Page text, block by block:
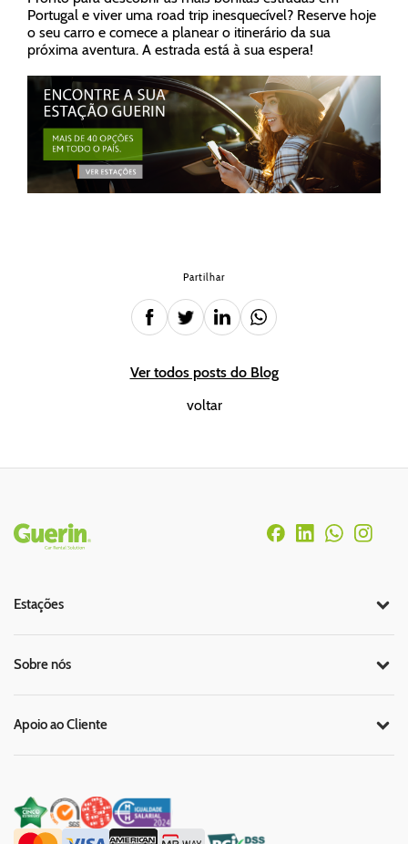
Portugal e viver uma road trip inesquecível? Reserve hoje
o seu carro e comece a planear o itinerário da sua
próxima aventura. A estrada está à sua espera!
Partilhar
Ver todos posts do Blog
voltar
Rodapé
Estações
Sobre nós
Apoio ao Cliente